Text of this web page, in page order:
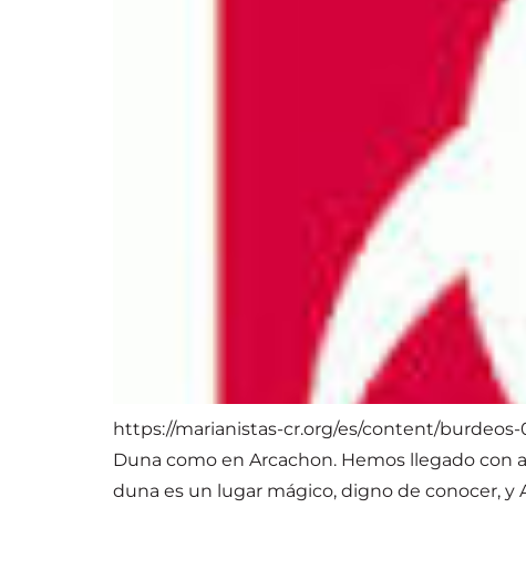
https://marianistas-cr.org/es/content/
Duna como en Arcachon. Hemos llegado con
duna es un lugar mágico, digno de conocer,